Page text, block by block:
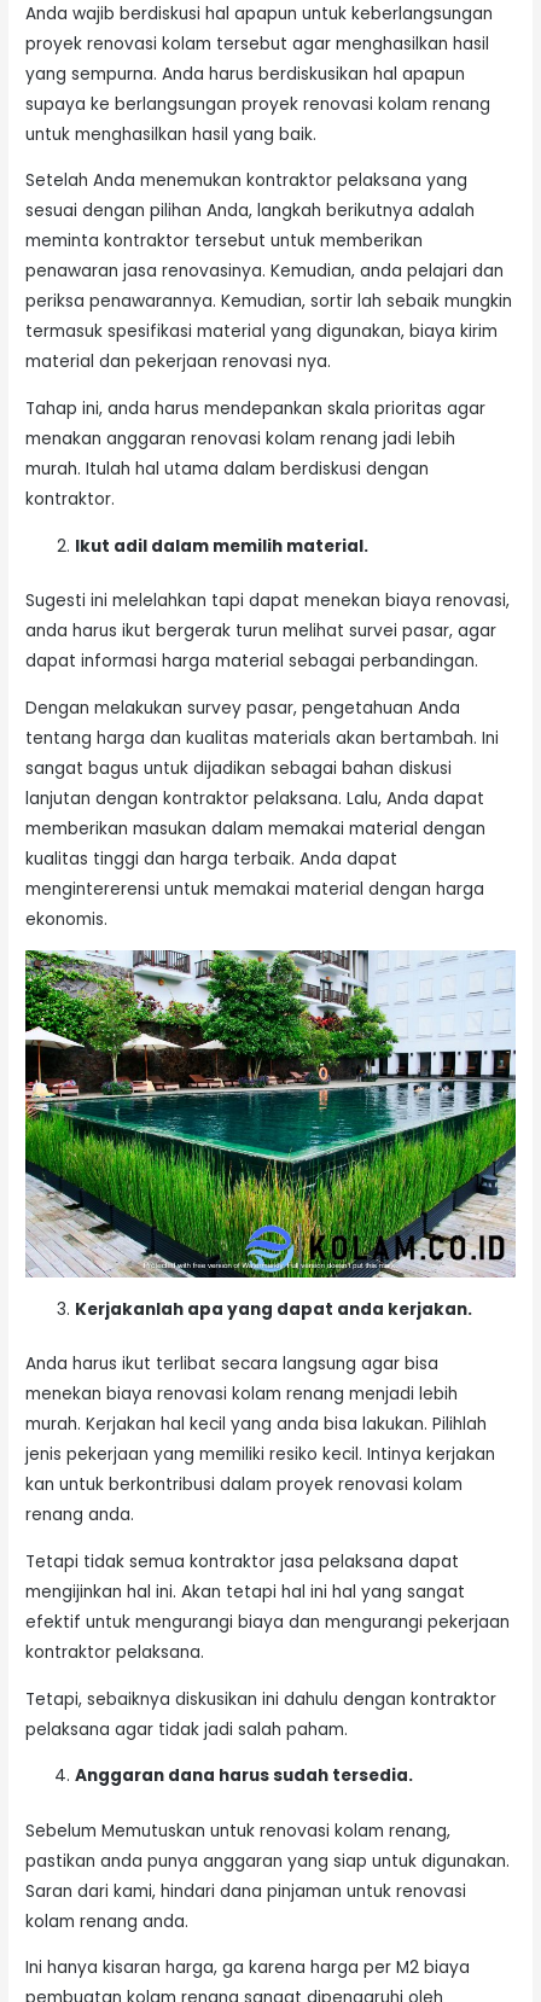
Anda wajib berdiskusi hal apapun untuk keberlangsungan
proyek renovasi kolam tersebut agar menghasilkan hasil
yang sempurna. Anda harus berdiskusikan hal apapun
supaya ke berlangsungan proyek renovasi kolam renang
untuk menghasilkan hasil yang baik.
Setelah Anda menemukan kontraktor pelaksana yang
sesuai dengan pilihan Anda, langkah berikutnya adalah
meminta kontraktor tersebut untuk memberikan
penawaran jasa renovasinya. Kemudian, anda pelajari dan
periksa penawarannya. Kemudian, sortir lah sebaik mungkin
termasuk spesifikasi material yang digunakan, biaya kirim
material dan pekerjaan renovasi nya.
Tahap ini, anda harus mendepankan skala prioritas agar
menakan anggaran renovasi kolam renang jadi lebih
murah. Itulah hal utama dalam berdiskusi dengan
kontraktor.
Ikut adil dalam memilih material.
Sugesti ini melelahkan tapi dapat menekan biaya renovasi,
anda harus ikut bergerak turun melihat survei pasar, agar
dapat informasi harga material sebagai perbandingan.
Dengan melakukan survey pasar, pengetahuan Anda
tentang harga dan kualitas materials akan bertambah. Ini
sangat bagus untuk dijadikan sebagai bahan diskusi
lanjutan dengan kontraktor pelaksana. Lalu, Anda dapat
memberikan masukan dalam memakai material dengan
kualitas tinggi dan harga terbaik. Anda dapat
mengintererensi untuk memakai material dengan harga
ekonomis.
Kerjakanlah apa yang dapat anda kerjakan.
Anda harus ikut terlibat secara langsung agar bisa
menekan biaya renovasi kolam renang menjadi lebih
murah. Kerjakan hal kecil yang anda bisa lakukan. Pilihlah
jenis pekerjaan yang memiliki resiko kecil. Intinya kerjakan
kan untuk berkontribusi dalam proyek renovasi kolam
renang anda.
Tetapi tidak semua kontraktor jasa pelaksana dapat
mengijinkan hal ini. Akan tetapi hal ini hal yang sangat
efektif untuk mengurangi biaya dan mengurangi pekerjaan
kontraktor pelaksana.
Tetapi, sebaiknya diskusikan ini dahulu dengan kontraktor
pelaksana agar tidak jadi salah paham.
Anggaran dana harus sudah tersedia.
Sebelum Memutuskan untuk renovasi kolam renang,
pastikan anda punya anggaran yang siap untuk digunakan.
Saran dari kami, hindari dana pinjaman untuk renovasi
kolam renang anda.
Ini hanya kisaran harga, ga karena harga per M2 biaya